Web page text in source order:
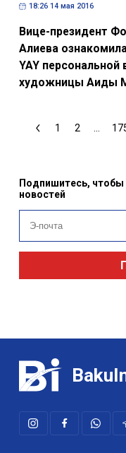
18:26 14 мая 2016
Вице-президент
Алиева
YAY
художницы Аиды
1 2 ...
Подпишитесь, чтобы
новостей